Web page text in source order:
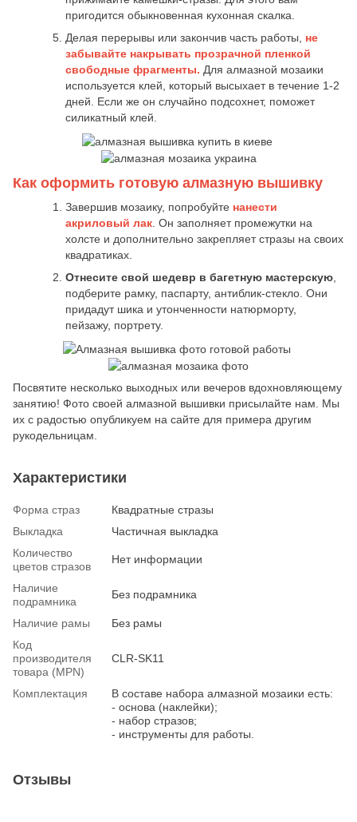
пригодится обыкновенная кухонная скалка.
Делая перерывы или закончив часть работы, не
забывайте накрывать прозрачной пленкой
свободные фрагменты. Для алмазной мозаики
используется клей, который высыхает в течение 1-2
дней. Если же он случайно подсохнет, поможет
силикатный клей.
Как оформить готовую алмазную вышивку
Завершив мозаику, попробуйте нанести
акриловый лак . Он заполняет промежутки на
холсте и дополнительно закрепляет стразы на своих
квадратиках.
Отнесите свой шедевр в багетную мастерскую,
подберите рамку, паспарту, антиблик-стекло. Они
придадут шика и утонченности натюрморту,
пейзажу, портрету.
Посвятите несколько выходных или вечеров вдохновляющему
занятию! Фото своей алмазной вышивки присылайте нам. Мы
их с радостью опубликуем на сайте для примера другим
рукодельницам.
Характеристики
Форма страз
Квадратные стразы
Выкладка
Частичная выкладка
Количество
цветов стразов
Нет информации
Наличие
подрамника
Без подрамника
Наличие рамы
Без рамы
Код
производителя
товара (MPN)
CLR-SK11
Комплектация
В составе набора алмазной мозаики есть:
- основа (наклейки);
- набор стразов;
- инструменты для работы.
Отзывы